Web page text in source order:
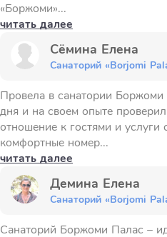
«Боржоми»...
читать далее
Сёмина Елена
Санаторий «Borjomi
Провела в санатории Боржоми
дня и на своем опыте
отношение к гостями и услуги
комфортные номер...
читать далее
Демина Елена
Санаторий «Borjomi
Санаторий Боржоми Палас –